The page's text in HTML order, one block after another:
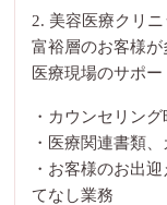
2. 美容医療クリ
富裕層のお客様が
医療現場のサポー
・カウンセリン
・医療関連書類
・お客様のお出
てなし業務